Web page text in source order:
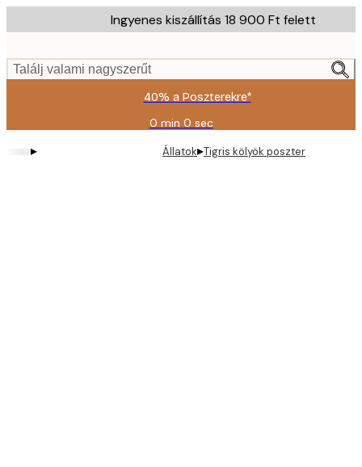
to
content.
Ingyenes kiszállítás 18 900 Ft felett
Találj valami nagyszerűt
40% a Poszterekre*
0 min 0 sec
Érvényes:
2026-
08-
▸ Állatok▸Tigris kölyök poszter